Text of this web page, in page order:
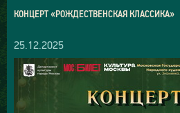
КОНЦЕРТ «РОЖДЕСТВЕНСКАЯ КЛАССИКА»
25.12.2025